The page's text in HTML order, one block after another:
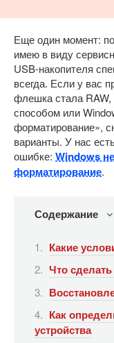
Еще один момент:
имею в виду
USB-накопителя
всегда. Если у вас
флешка стала
способом или
форматирование»,
варианты. У нас
ошибке: Windows
форматирование.
Содержание
Какие
Что
Как
устройства